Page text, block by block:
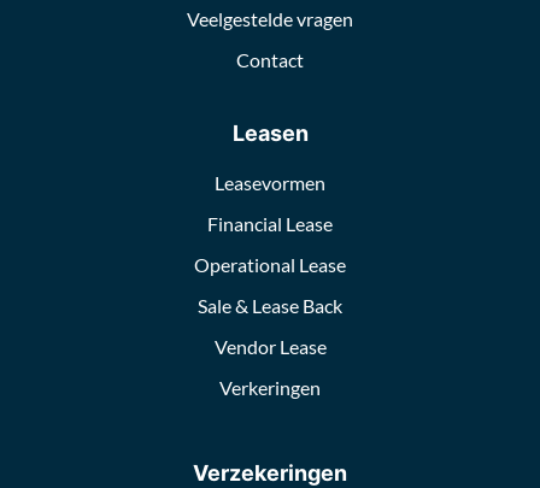
Veelgestelde vragen
Contact
Leasen
Leasevormen
Financial Lease
Operational Lease
Sale & Lease Back
Vendor Lease
Verkeringen
Verzekeringen